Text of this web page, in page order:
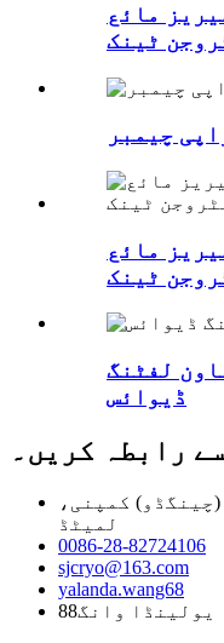
مائع
ٹینک
چیمبر
مائع
ٹینک
لفٹنگ
ڈیوائس
رابطہ کریں۔
کمپنی،
لمیٹڈ
0086-28-82724106
sjcryo@163.com
yalanda.wang68
یولینڈا وانگ88